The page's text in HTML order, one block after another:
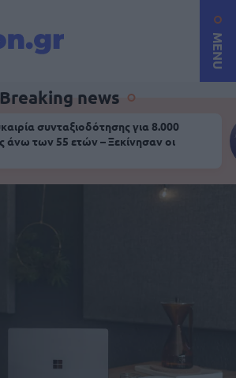
MENU
Breaking news
συνταξιοδότησης για 8.000
άνω των 55 ετών – Ξεκίνησαν οι